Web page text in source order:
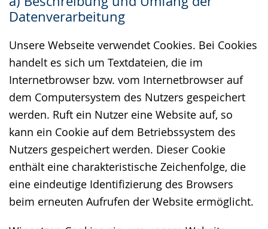
Datenverarbeitung
Unsere Webseite verwendet Cookies. Bei Cookies
handelt es sich um Textdateien, die im
Internetbrowser bzw. vom Internetbrowser auf
dem Computersystem des Nutzers gespeichert
werden. Ruft ein Nutzer eine Website auf, so
kann ein Cookie auf dem Betriebssystem des
Nutzers gespeichert werden. Dieser Cookie
enthält eine charakteristische Zeichenfolge, die
eine eindeutige Identifizierung des Browsers
beim erneuten Aufrufen der Website ermöglicht.
wechseln.
Deutscher
wird
angezeigt.